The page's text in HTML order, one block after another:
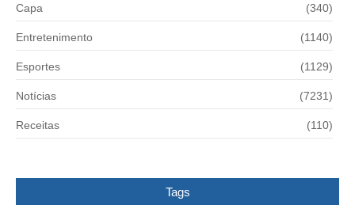
Capa (340)
Entretenimento (1140)
Esportes (1129)
Notícias (7231)
Receitas (110)
Tags